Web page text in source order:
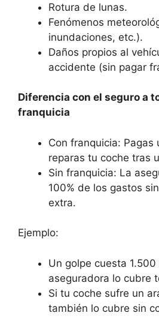
Rotura de lunas.
Fenómenos
inundaciones, etc.).
Daños propios al
accidente (sin pagar
Diferencia con el seguro a
franquicia
Con franquicia:
reparas tu coche tras
Sin franquicia: La
100% de los gastos
extra.
Ejemplo:
Un golpe cuesta
aseguradora lo cubre
Si tu coche sufre un
también lo cubre sin